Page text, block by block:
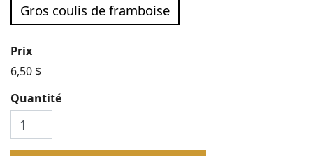
Gros coulis de framboise
Prix
6,50 $
Quantité